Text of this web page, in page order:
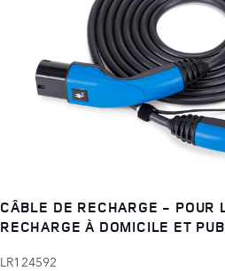
CÂBLE DE RECHARGE - POUR
RECHARGE À DOMICILE ET
LR124592